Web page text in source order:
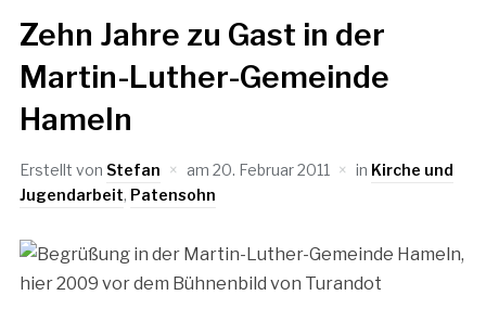
Zehn Jahre zu Gast in der
Martin-Luther-Gemeinde
Hameln
Erstellt von Stefan am 20. Februar 2011 in Kirche und
Jugendarbeit, Patensohn